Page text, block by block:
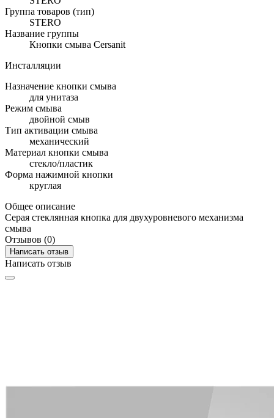
Группа товаров (тип)
STERO
Название группы
Кнопки смыва Cersanit
Инсталляции
Назначение кнопки смыва
для унитаза
Режим смыва
двойной смыв
Тип активации смыва
механический
Материал кнопки смыва
стекло/пластик
Форма нажимной кнопки
круглая
Общее описание
Серая стеклянная кнопка для двухуровневого механизма
смыва
Отзывов (0)
Написать отзыв
Написать отзыв